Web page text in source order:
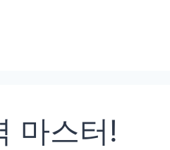
마스터!